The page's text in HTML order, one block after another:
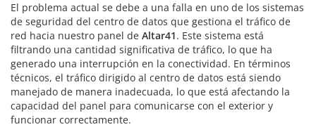
El problema actual se debe a una falla en uno de los sistemas
de seguridad del centro de datos que gestiona el tráfico de
red hacia nuestro panel de Altar41. Este sistema está
filtrando una cantidad significativa de tráfico, lo que ha
generado una interrupción en la conectividad. En términos
técnicos, el tráfico dirigido al centro de datos está siendo
manejado de manera inadecuada, lo que está afectando la
capacidad del panel para comunicarse con el exterior y
funcionar correctamente.